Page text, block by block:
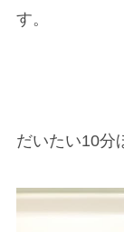
す。
だいたい10分